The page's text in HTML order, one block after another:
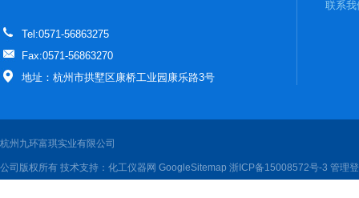
Tel:0571-56863275
Fax:0571-56863270
地址：杭州市拱墅区康桥工业园康乐路3号
联系我
杭州九环富琪实业有限公司
公司版权所有 技术支持： 化工仪器网 GoogleSitemap 浙ICP备15008572号-3 管理